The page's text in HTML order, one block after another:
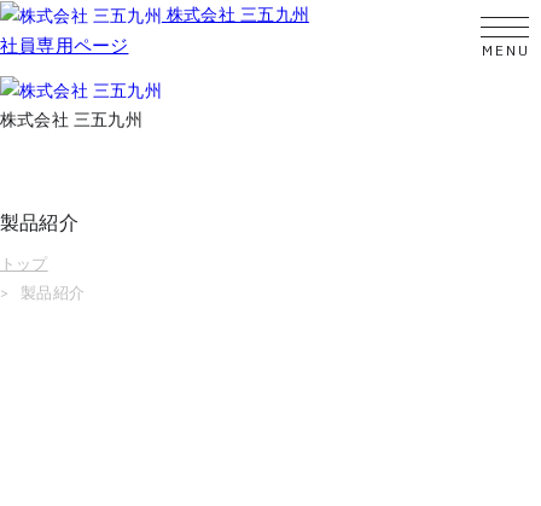
株式会社 三五九州
社員専用ページ
株式会社 三五九州
製品紹介
トップ
製品紹介